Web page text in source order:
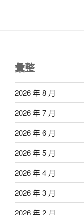
彙整
2026 年 8 月
2026 年 7 月
2026 年 6 月
2026 年 5 月
2026 年 4 月
2026 年 3 月
2026 年 2 月